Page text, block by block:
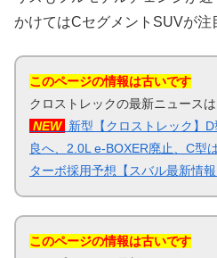
かけてはCセグメントSUVが注
このページの情報は古いです
クロストレックの最新ニュース
NEW 新型【クロストレック】
良へ、2.0L e-BOXER廃止、C型
ターボ採用予想【スバル最新情報
このページの情報は古いです